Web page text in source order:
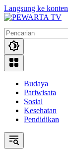
Langsung ke konten
Budaya
Pariwisata
Sosial
Kesehatan
Pendidikan